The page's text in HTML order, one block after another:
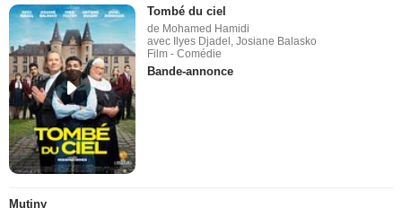
Tombé du ciel
de Mohamed Hamidi
avec Ilyes Djadel, Josiane Balasko
Film - Comédie
Bande-annonce
Mutiny